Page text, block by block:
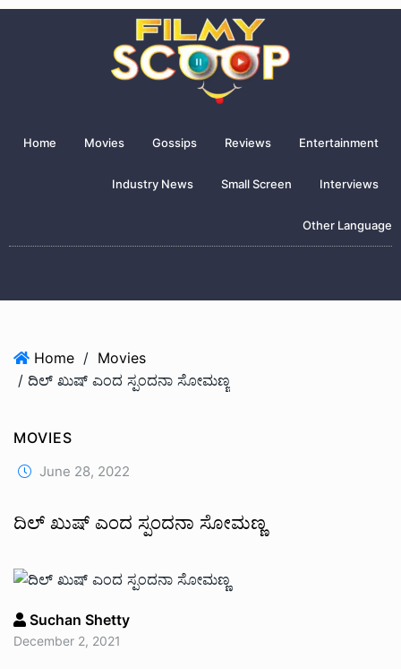
Home Movies Gossips Reviews Entertainment
Industry News Small Screen Interviews
Other Language
Home / Movies
/ ದಿಲ್ ಖುಷ್ ಎಂದ ಸ್ಪಂದನಾ ಸೋಮಣ್ಣ
MOVIES
June 28, 2022
ದಿಲ್ ಖುಷ್ ಎಂದ ಸ್ಪಂದನಾ ಸೋಮಣ್ಣ
Suchan Shetty
December 2, 2021